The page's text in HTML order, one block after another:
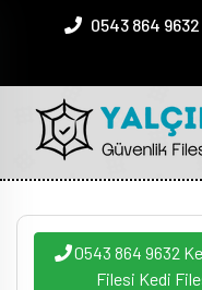
0543 864 9632
0543 864 9632
Filesi Kedi